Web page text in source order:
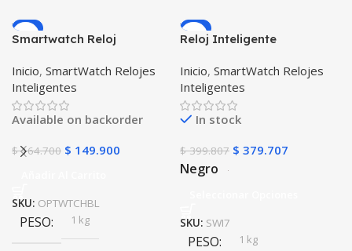
-9%
Smartwatch Reloj
WATCH BLACK™ (PK W34
Iwo 10 12) Compatible
Android y iPhone
Inicio, SmartWatch Relojes
Inteligentes
Available on backorder
$164.700 $ 149.900
SKU: OPTWTCHBL
PESO 1 kg
-5%
Reloj Inteligente
Incluye Pulso y Estuche
protector – GPS
Inicio, SmartWatch Relojes
Inteligentes
In stock
$399.807 $ 379.707
Negro
SKU: SWI7
PESO 1 kg